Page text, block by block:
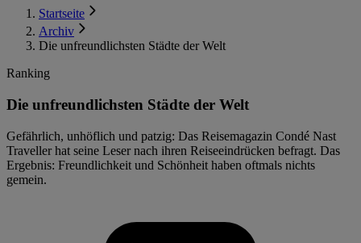
Startseite
Archiv
Die unfreundlichsten Städte der Welt
Ranking
Die unfreundlichsten Städte der Welt
Gefährlich, unhöflich und patzig: Das Reisemagazin Condé Nast
Traveller hat seine Leser nach ihren Reiseeindrücken befragt. Das
Ergebnis: Freundlichkeit und Schönheit haben oftmals nichts
gemein.